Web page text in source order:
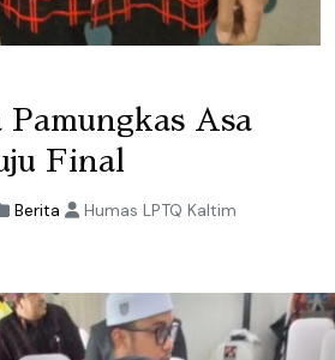
Asa
Final
Berita Humas LPTQ Kaltim